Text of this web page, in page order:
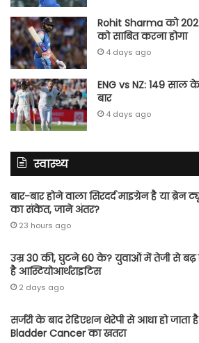
Rohit Sharma को
को साबित करना होगा
4 days ago
ENG vs NZ: 149 साल
बार
4 days ago
स्वास्थ्य
बार-बार होने वाला सिरदर्द माइग्रेन है या ब्रेन
का संकेत, जाने अंतर?
23 hours ago
उम्र 30 की, घुटने 60 के? युवाओं में तेजी से बढ़
है आस्टियोआर्थराइटिस
2 days ago
सर्जरी के बाद रेडिएशन थेरेपी से आधा हो जाता है
Bladder Cancer का खतरा